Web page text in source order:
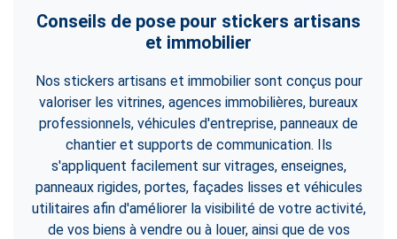
Conseils de pose pour stickers artisans
et immobilier
Nos stickers artisans et immobilier sont conçus pour
valoriser les vitrines, agences immobilières, bureaux
professionnels, véhicules d'entreprise, panneaux de
chantier et supports de communication. Ils
s'appliquent facilement sur vitrages, enseignes,
panneaux rigides, portes, façades lisses et véhicules
utilitaires afin d'améliorer la visibilité de votre activité,
de vos biens à vendre ou à louer, ainsi que de vos